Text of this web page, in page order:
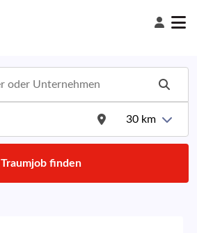
30 km
Traumjob finden